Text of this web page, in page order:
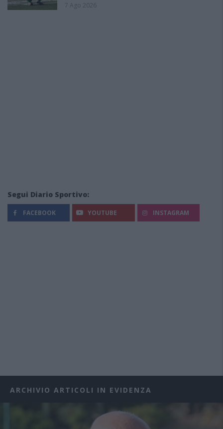
7 Ago 2026
Segui Diario Sportivo:
FACEBOOK YOUTUBE INSTAGRAM
ARCHIVIO ARTICOLI IN EVIDENZA